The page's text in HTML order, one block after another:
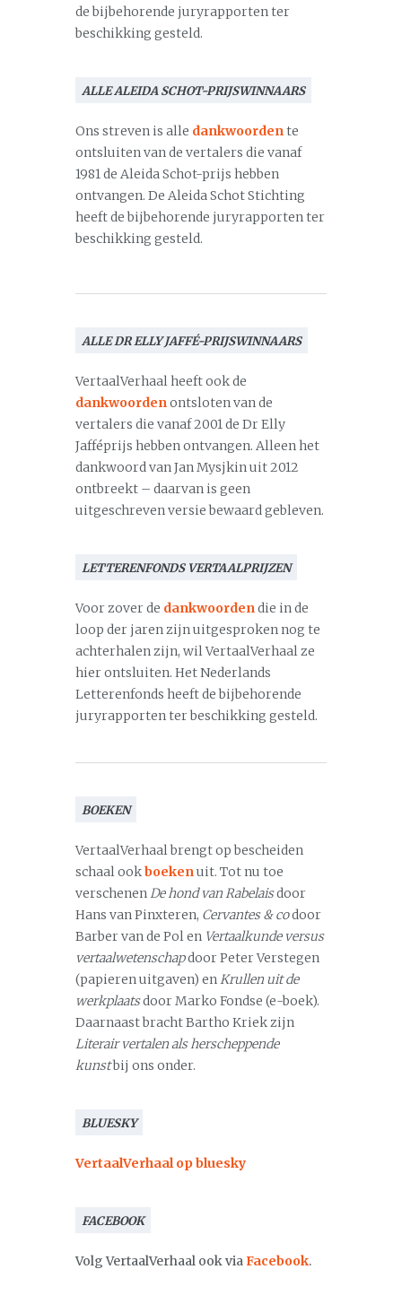
de bijbehorende juryrapporten ter
beschikking gesteld.
ALLE ALEIDA SCHOT-PRIJSWINNAARS
Ons streven is alle dankwoordente
ontsluiten van de vertalers die vanaf
1981 de Aleida Schot-prijs hebben
ontvangen. De Aleida Schot Stichting
heeft de bijbehorende juryrapporten ter
beschikking gesteld.
ALLE DR ELLY JAFFÉ-PRIJSWINNAARS
VertaalVerhaal heeft ook de
dankwoordenontsloten van de
vertalers die vanaf 2001 de Dr Elly
Jafféprijs hebben ontvangen. Alleen het
dankwoord van Jan Mysjkin uit 2012
ontbreekt – daarvan is geen
uitgeschreven versie bewaard gebleven.
LETTERENFONDS VERTAALPRIJZEN
Voor zover de dankwoordendie in de
loop der jaren zijn uitgesproken nog te
achterhalen zijn, wil VertaalVerhaal ze
hier ontsluiten. Het Nederlands
Letterenfonds heeft de bijbehorende
juryrapporten ter beschikking gesteld.
BOEKEN
VertaalVerhaal brengt op bescheiden
schaal ookboekenuit. Tot nu toe
verschenenDe hond van Rabelaisdoor
Hans van Pinxteren, Cervantes & codoor
Barber van de Pol en Vertaalkunde versus
vertaalwetenschapdoor Peter Verstegen
(papieren uitgaven) enKrullen uit de
werkplaatsdoor Marko Fondse (e-boek).
Daarnaast bracht Bartho Kriek zijn
Literair vertalen als herscheppende
kunstbij ons onder.
BLUESKY
VertaalVerhaal op bluesky
FACEBOOK
Volg VertaalVerhaal ook viaFacebook.